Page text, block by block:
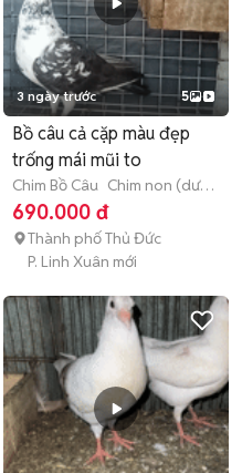
3 ngày trước 5
Bồ câu cả cặp màu đẹp
trống mái mũi to
Chim Bồ Câu Chim non (dưới
3 tháng tuổi)
690.000 đ
Thành phố Thủ Đức
P. Linh Xuân mới